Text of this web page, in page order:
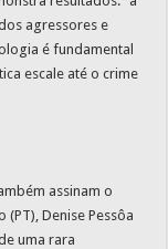
agressores e
é fundamental
escale até o crime
assinam o
(PT), Denise Pessôa
uma rara